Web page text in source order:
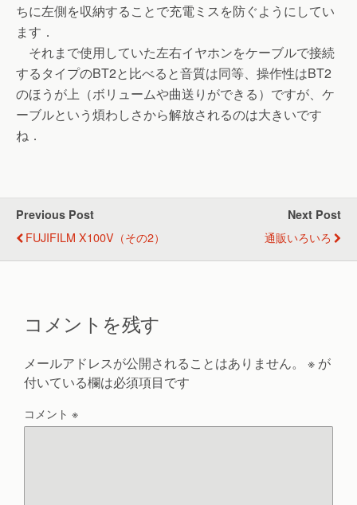
ちに左側を収納することで充電ミスを防ぐようにしてい
ます．
それまで使用していた左右イヤホンをケーブルで接続
するタイプのBT2と比べると音質は同等、操作性はBT2
のほうが上（ボリュームや曲送りができる）ですが、ケ
ーブルという煩わしさから解放されるのは大きいです
ね．
Previous Post
FUJIFILM X100V（その2）
Next Post
通販いろいろ
コメントを残す
メールアドレスが公開されることはありません。 ※ が
付いている欄は必須項目です
コメント ※